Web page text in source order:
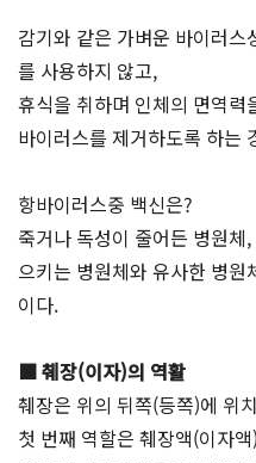
감기와 같은 가벼운 바이러
를 사용하지 않고,
휴식을 취하며 인체의 면역
바이러스를 제거하도록 하는
항바이러스중 백신은?
죽거나 독성이 줄어든 병원체
으키는 병원체와 유사한 병원
이다.
■ 췌장(이자)의 역활
췌장은 위의 뒤쪽(등쪽)에 위
첫 번째 역할은 췌장액(이자